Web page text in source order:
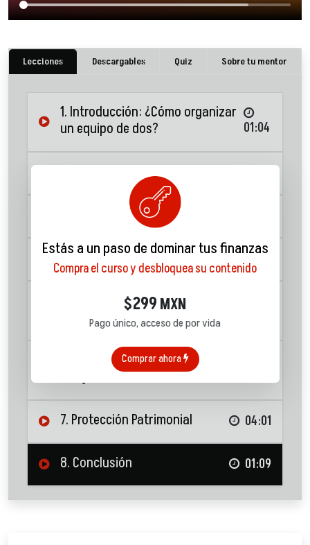
Lecciones Descargables Quiz Sobre tu mentor
1. Introducción: ¿Cómo organizar
un equipo de dos?
01:04
2. Definición de Roles
3. Visión compartida
4. Comunicación 01:46
5. Administración y toma de
decisiones
6. Mitos de las Finanzas en
7. Protección Patrimonial 04:01
8. Conclusión 01:09
Estás a un paso de dominar tus finanzas
Compra el curso y desbloquea su contenido
$299 MXN
Pago único, acceso de por vida
Comprar ahora